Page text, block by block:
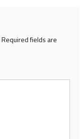
Required fields are